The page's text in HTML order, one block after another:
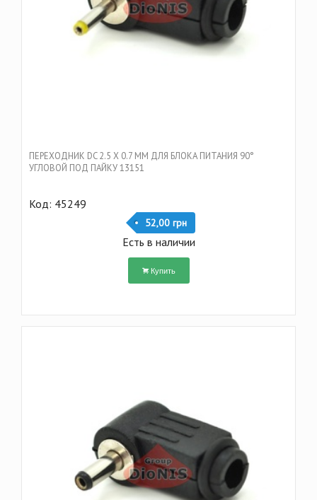
ПЕРЕХОДНИК DC 2.5 Х 0.7 ММ ДЛЯ БЛОКА ПИТАНИЯ 90°
УГЛОВОЙ ПОД ПАЙКУ 13151
Код: 45249
52,00 грн
Есть в наличии
Купить